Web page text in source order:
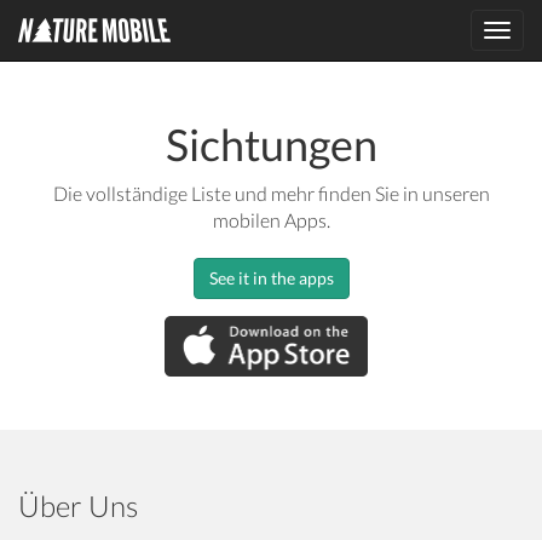
Sichtungen
Die vollständige Liste und mehr finden Sie in unseren
mobilen Apps.
See it in the apps
Über Uns